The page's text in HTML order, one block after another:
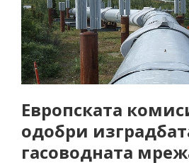
Европската
одобри
гасоводната